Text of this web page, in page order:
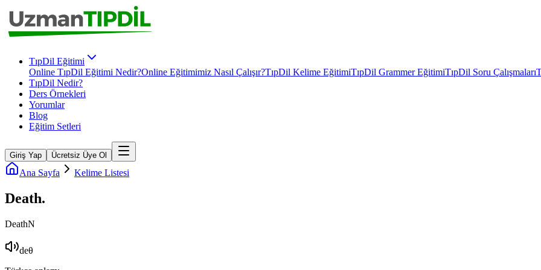
TıpDil Eğitimi
Online TıpDil Eğitimi Nedir?Online Eğitimimiz Nasıl Çalışır?TıpDil Kelime EğitimiTıpDil Grammer EğitimiTıpDil Soru Çalışmaları
TıpDil Nedir?
Ders Örnekleri
Yorumlar
Blog
Eğitim Setleri
Giriş Yap Ücretsiz Üye Ol
Ana Sayfa Kelime Listesi
Death.
DeathN
deθ